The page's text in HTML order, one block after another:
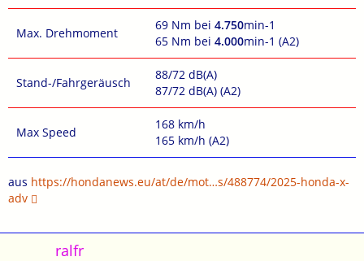
Max. Drehmoment
69 Nm bei 4.750min-1
65 Nm bei 4.000min-1 (A2)
Stand-/Fahrgeräusch
88/72 dB(A)
87/72 dB(A) (A2)
Max Speed
168 km/h
165 km/h (A2)
aus https://hondanews.eu/at/de/mot…s/488774/2025-honda-x-
adv
ralfr